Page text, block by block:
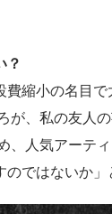
？
縮小の名目で
が、私の友人
、人気アーテ
ではないか」